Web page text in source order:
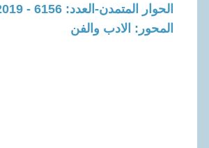
الحوار المتمدن-العدد: 6156 - 2019 / 2 / 25 - 22:30
المحور: الادب والفن